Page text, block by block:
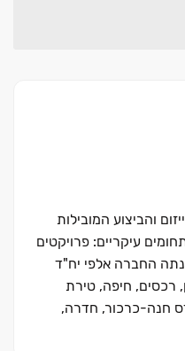
והביצוע המובילות
עיקריים: פרויקטים
החברה אלפי יח"ד
רכסים, חיפה, טירת
חנה-כרכור, חדרה,
גת, גדרה, רמלה,